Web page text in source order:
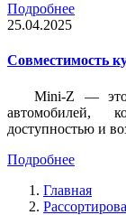
Подробнее
25.04.2025
Совместимость
Mini-Z — это
автомобилей,
доступностью и
Подробнее
Главная